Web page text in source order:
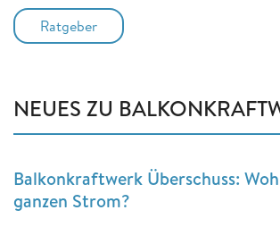
Ratgeber
NEUES ZU
Balkonkraftwerk Überschuss:
ganzen Strom?